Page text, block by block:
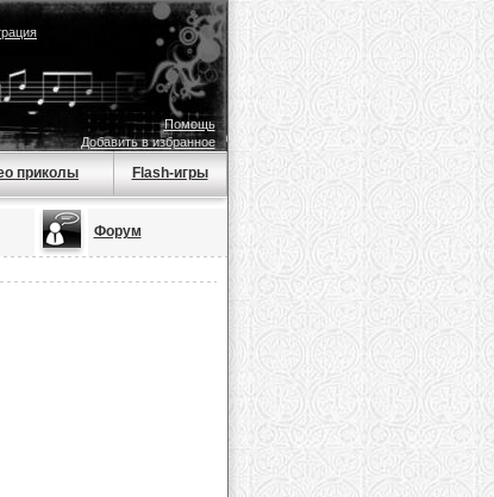
Помощь
Добавить в избранное
приколы Flash-игры
Форум